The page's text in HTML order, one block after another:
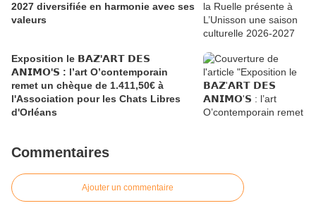
2027 diversifiée en harmonie avec ses
valeurs
Exposition le 𝗕𝗔𝗭'𝗔𝗥𝗧 𝗗𝗘𝗦
𝗔𝗡𝗜𝗠𝗢'𝗦 : l’art O’contemporain
remet un chèque de 1.411,50€ à
l'Association pour les Chats Libres
d'Orléans
Commentaires
Ajouter un commentaire